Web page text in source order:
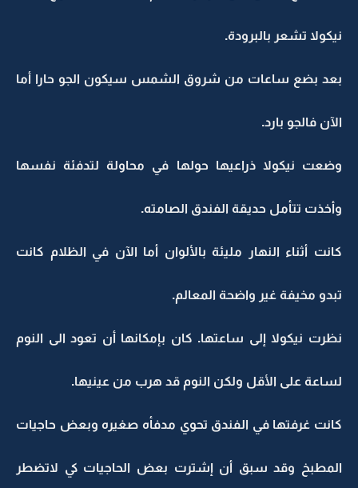
نيكولا تشعر بالبرودة.
بعد بضع ساعات من شروق الشمس سيكون الجو حارا أما
الآن فالجو بارد.
وضعت نيكولا ذراعيها حولها في محاولة لتدفئة نفسها
وأخذت تتأمل حديقة الفندق الصامته.
كانت أثناء النهار مليئة بالألوان أما الآن في الظلام كانت
تبدو مخيفة غير واضحة المعالم.
نظرت نيكولا إلى ساعتها. كان بإمكانها أن تعود الى النوم
لساعة على الأقل ولكن النوم قد هرب من عينيها.
كانت غرفتها في الفندق تحوي مدفأه صغيره وبعض حاجيات
المطبخ وقد سبق أن إشترت بعض الحاجيات كي لاتضطر